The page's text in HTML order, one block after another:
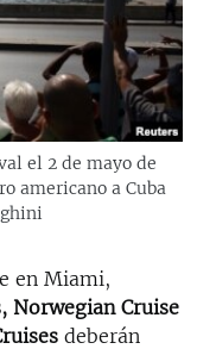
LATINA
el 2 de mayo de
americano a Cuba
en Miami,
Norwegian Cruise
deberán